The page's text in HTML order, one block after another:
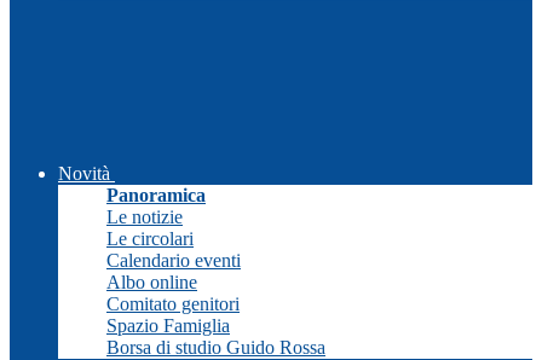
Novità
Panoramica
Le notizie
Le circolari
Calendario eventi
Albo online
Comitato genitori
Spazio Famiglia
Borsa di studio Guido Rossa